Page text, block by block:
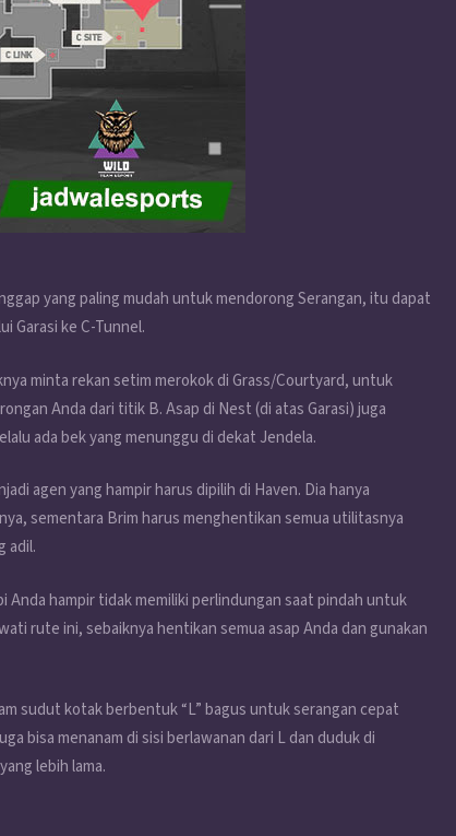
yang paling mudah untuk mendorong Serangan, itu dapat
Garasi ke C-Tunnel.
minta rekan setim merokok di Grass/Courtyard, untuk
Anda dari titik B. Asap di Nest (di atas Garasi) juga
ada bek yang menunggu di dekat Jendela.
agen yang hampir harus dipilih di Haven. Dia hanya
sementara Brim harus menghentikan semua utilitasnya
adil.
Anda hampir tidak memiliki perlindungan saat pindah untuk
rute ini, sebaiknya hentikan semua asap Anda dan gunakan
sudut kotak berbentuk “L” bagus untuk serangan cepat
bisa menanam di sisi berlawanan dari L dan duduk di
lebih lama.